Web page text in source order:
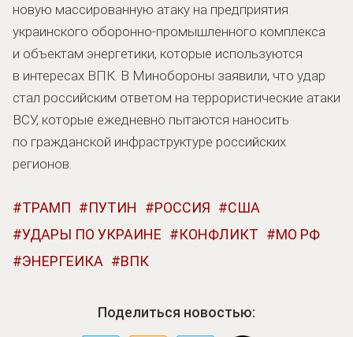
новую массированную атаку на предприятия
украинского оборонно-промышленного комплекса
и объектам энергетики, которые используются
в интересах ВПК. В Минобороны заявили, что удар
стал российским ответом на террористические атаки
ВСУ, которые ежедневно пытаются наносить
по гражданской инфраструктуре российских
регионов.
ТРАМП ПУТИН РОССИЯ
США
УДАРЫ ПО УКРАИНЕ
КОНФЛИКТ
МО РФ
ЭНЕРГЕИКА
ВПК
Поделиться новостью: